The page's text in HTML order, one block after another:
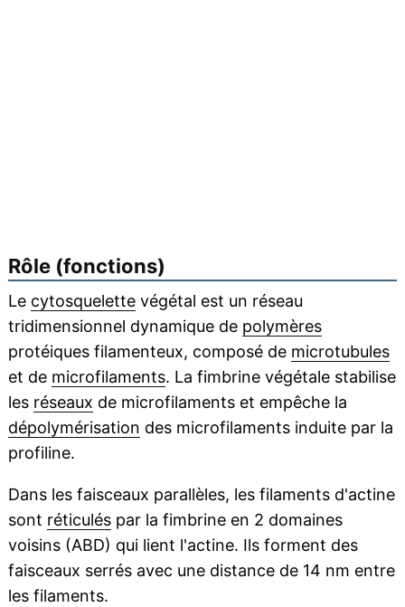
Rôle (fonctions)
Le cytosquelettevégétal est un réseau
tridimensionnel dynamique de polymères
protéiques filamenteux, composé de microtubules
et de microfilaments. La fimbrine végétale stabilise
les réseaux de microfilaments et empêche la
dépolymérisation des microfilaments induite par la
profiline.
Dans les faisceaux parallèles, les filaments d'actine
sont réticuléspar la fimbrine en 2 domaines
voisins (ABD) qui lient l'actine. Ils forment des
faisceaux serrés avec une distance de 14 nm entre
les filaments.